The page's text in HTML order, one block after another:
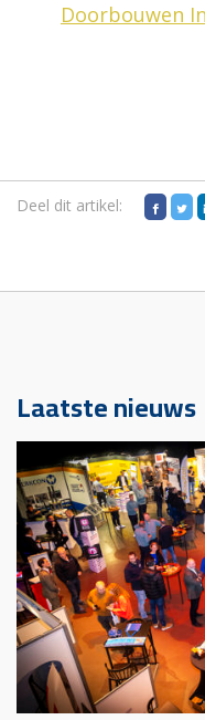
Doorbouwen
Deel dit artikel:
Laatste nieuws